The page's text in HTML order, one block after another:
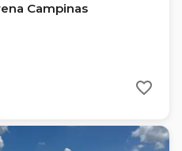
Campinas